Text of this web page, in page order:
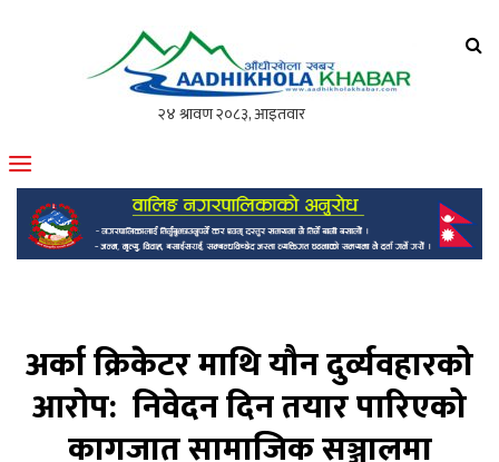
मोफसलकै लोकप्रिय अनलाइन पत्रिका
अर्का क्रिकेटर माथि यौन दुर्व्यवहारको
आरोप: निवेदन दिन तयार पारिएको
कागजात सामाजिक सञ्जालमा